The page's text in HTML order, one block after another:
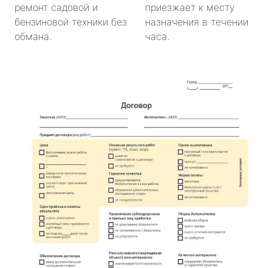
ремонт садовой и
бензиновой техники без
обмана.
приезжает к месту
назначения в течении
часа.